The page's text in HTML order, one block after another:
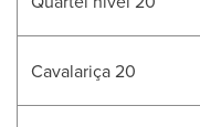
Cavalariça 20